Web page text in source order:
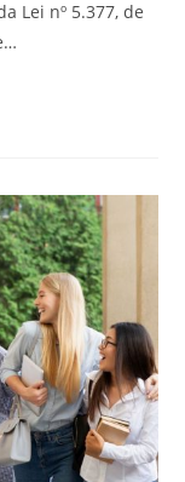
Lei nº 5.377, de